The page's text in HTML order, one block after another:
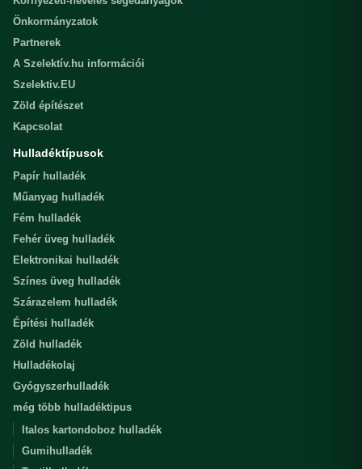
Önkormányzatok
Partnerek
A Szelektív.hu információi
Szelektiv.EU
Zöld építészet
Kapcsolat
Hulladéktípusok
Papír hulladék
Műanyag hulladék
Fém hulladék
Fehér üveg hulladék
Elektronikai hulladék
Színes üveg hulladék
Szárazelem hulladék
Építési hulladék
Zöld hulladék
Hulladékolaj
Gyógyszerhulladék
még több hulladéktipus
Italos kartondoboz hulladék
Gumihulladék